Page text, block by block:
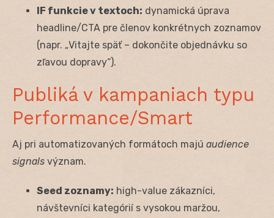
IF funkcie v textoch: dynamická úprava
headline/CTA pre členov konkrétnych zoznamov
(napr. „Vitajte späť – dokončite objednávku so
zľavou dopravy“).
Publiká v kampaniach typu
Performance/Smart
Aj pri automatizovaných formátoch majú audience
signals význam.
Seed zoznamy: high-value zákazníci,
návštevníci kategórií s vysokou maržou,